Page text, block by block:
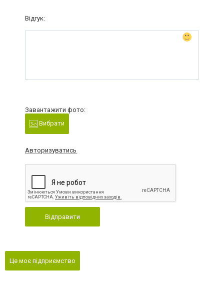
Відгук:
Завантажити фото:
Вибрати
Авторизуватись
Відправити
Це моє підприємство